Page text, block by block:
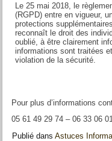
Le 25 mai 2018, le
(RGPD) entre en vigueur,
protections
reconnaît le droit des
oublié, à être clairement
informations sont traitées
violation de la sécurité.
Pour plus d’informations
05 61 49 29 74 – 06 33 06
Publié dans Astuces